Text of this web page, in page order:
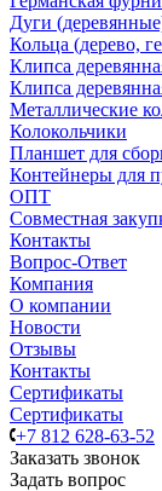
Дуги
Кольца (дерево,
Клипса
Клипса
Металлические
Колокольчики
Планшет для
Контейнеры для
ОПТ
Совместная
Контакты
Вопрос-Ответ
Компания
О компании
Новости
Отзывы
Контакты
Сертификаты
Сертификаты
+7 812 628-63-52
Заказать звонок
Задать вопрос